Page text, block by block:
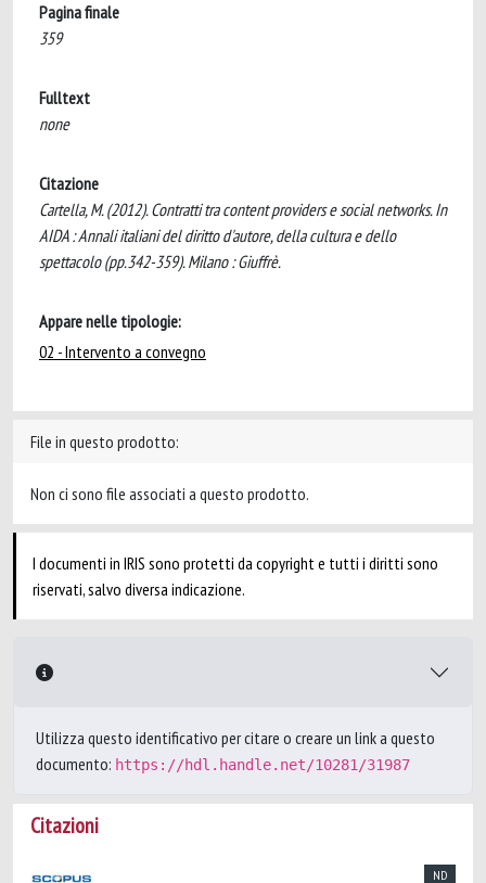
Pagina finale
359
Fulltext
none
Citazione
Cartella, M. (2012). Contratti tra content providers e social networks. In
AIDA : Annali italiani del diritto d'autore, della cultura e dello
spettacolo (pp.342-359). Milano : Giuffrè.
Appare nelle tipologie:
02 - Intervento a convegno
File in questo prodotto:
Non ci sono file associati a questo prodotto.
I documenti in IRIS sono protetti da copyright e tutti i diritti sono
riservati, salvo diversa indicazione.
Utilizza questo identificativo per citare o creare un link a questo
documento: https://hdl.handle.net/10281/31987
Citazioni
ND